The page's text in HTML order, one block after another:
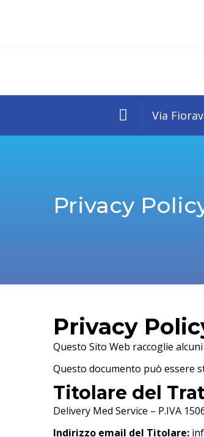
Via
Privacy
Privacy
Questo Sito Web raccoglie
Questo documento può essere
Titolare del
Delivery Med Service – P.IVA
Indirizzo email del Titolare: